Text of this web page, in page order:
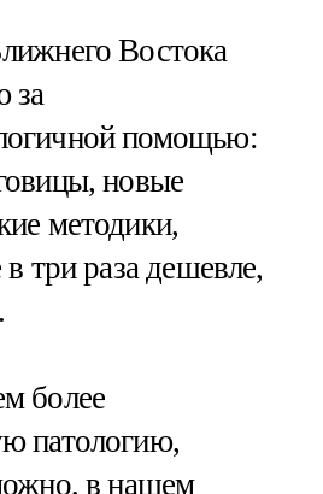
Востока
за
помощью:
новые
методики,
три раза дешевле,
более
патологию,
в нашем